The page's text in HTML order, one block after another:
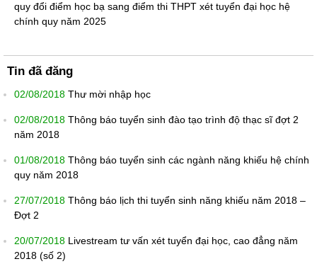
quy đổi điểm học bạ sang điểm thi THPT xét tuyển đại học hệ
chính quy năm 2025
Tin đã đăng
02/08/2018 Thư mời nhập học
02/08/2018 Thông báo tuyển sinh đào tạo trình độ thạc sĩ đợt 2
năm 2018
01/08/2018 Thông báo tuyển sinh các ngành năng khiếu hệ chính
quy năm 2018
27/07/2018 Thông báo lịch thi tuyển sinh năng khiếu năm 2018 –
Đợt 2
20/07/2018 Livestream tư vấn xét tuyển đại học, cao đẳng năm
2018 (số 2)